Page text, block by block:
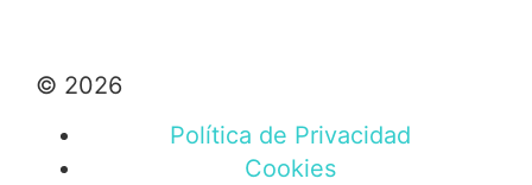
© 2026
Política de Privacidad
Cookies